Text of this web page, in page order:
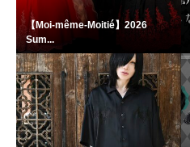
【Moi-même-Moitié】2026
Sum...